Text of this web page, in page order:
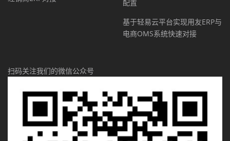
配置
基于轻易云平台实现用友ERP与
电商OMS系统快速对接
扫码关注我们的微信公众号